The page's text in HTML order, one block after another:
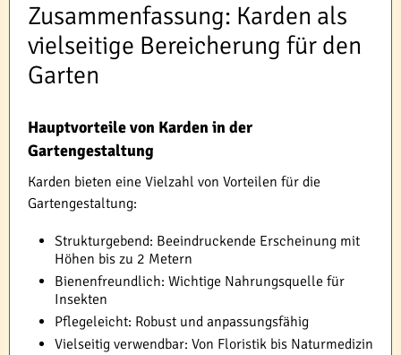
Zusammenfassung: Karden als
vielseitige Bereicherung für den
Garten
Hauptvorteile von Karden in der
Gartengestaltung
Karden bieten eine Vielzahl von Vorteilen für die
Gartengestaltung:
Strukturgebend: Beeindruckende Erscheinung mit
Höhen bis zu 2 Metern
Bienenfreundlich: Wichtige Nahrungsquelle für
Insekten
Pflegeleicht: Robust und anpassungsfähig
Vielseitig verwendbar: Von Floristik bis Naturmedizin